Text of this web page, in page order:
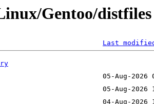
Gentoo/distfiles
Last